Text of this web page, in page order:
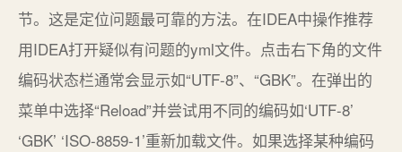
节。这是定位问题最可靠的方法。在IDEA中操作推荐
用IDEA打开疑似有问题的yml文件。点击右下角的文件
编码状态栏通常会显示如“UTF-8”、“GBK”。在弹出的
菜单中选择“Reload”并尝试用不同的编码如‘UTF-8’
‘GBK’ ‘ISO-8859-1’重新加载文件。如果选择某种编码